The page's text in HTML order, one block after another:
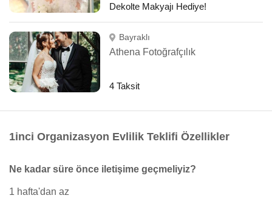
Dekolte Makyajı Hediye!
Bayraklı
Athena Fotoğrafçılık
4 Taksit
1inci Organizasyon Evlilik Teklifi Özellikler
Ne kadar süre önce iletişime geçmeliyiz?
1 hafta'dan az